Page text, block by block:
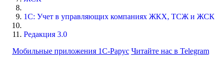
1С: Учет в управляющих компаниях ЖКХ, ТСЖ и ЖСК
Редакция 3.0
Мобильные приложения 1С-Рарус Читайте нас в Telegram